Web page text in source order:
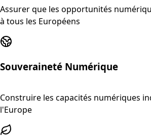
Assurer que les opportunités
à tous les Européens
Souveraineté Numérique
Construire les capacités numériques
l'Europe